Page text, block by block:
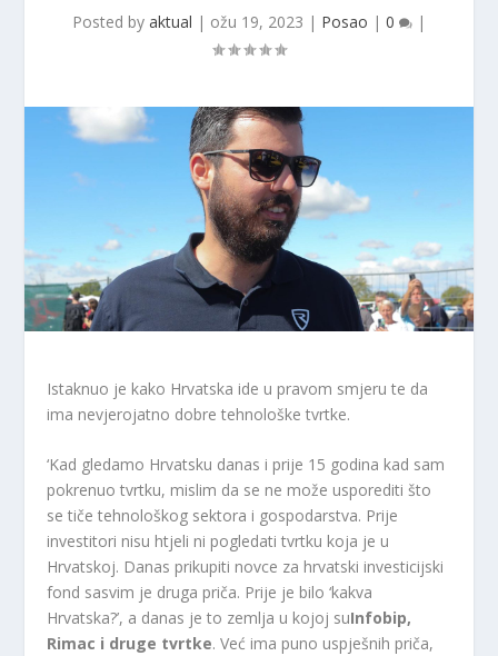
Posted by aktual | ožu 19, 2023 | Posao | 0 |
Istaknuo je kako Hrvatska ide u pravom smjeru te da
ima nevjerojatno dobre tehnološke tvrtke.
‘Kad gledamo Hrvatsku danas i prije 15 godina kad sam
pokrenuo tvrtku, mislim da se ne može usporediti što
se tiče tehnološkog sektora i gospodarstva. Prije
investitori nisu htjeli ni pogledati tvrtku koja je u
Hrvatskoj. Danas prikupiti novce za hrvatski investicijski
fond sasvim je druga priča. Prije je bilo ‘kakva
Hrvatska?’, a danas je to zemlja u kojoj suInfobip,
Rimac i druge tvrtke. Već ima puno uspješnih priča,